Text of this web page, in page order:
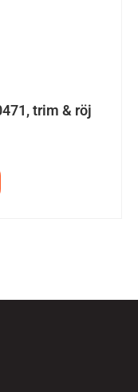
trim & röj